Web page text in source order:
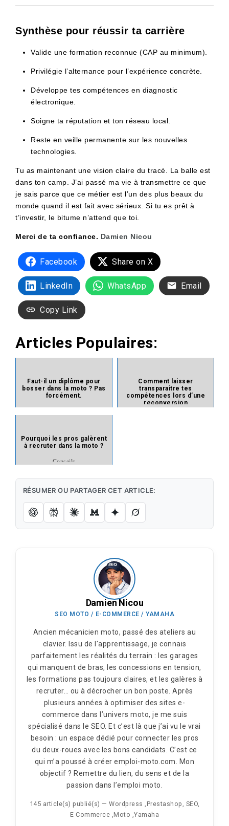
Synthèse pour réussir ta carrière
Valide une formation reconnue (CAP au minimum).
Privilégie l’alternance pour l’expérience concrète.
Développe tes compétences en diagnostic
électronique.
Soigne ta réputation et ton réseau local.
Reste en veille permanente sur les nouvelles
technologies.
Tu as maintenant une vision claire du tracé. La balle est
dans ton camp. J’ai passé ma vie à transmettre ce que
je sais parce que ce métier est l’un des plus beaux du
monde quand il est fait avec sérieux. Si tu es prêt à
t’investir, le bitume n’attend que toi.
Merci de ta confiance. Damien Nicou
Facebook Share on X
LinkedIn WhatsApp Email
Copy Link
Articles Populaires:
Faut-il un diplôme pour
bosser dans la moto ? Pas
forcément.
Comment laisser
transparaitre tes
compétences lors d’une
reconversion
Pourquoi les pros galèrent
à recruter dans la moto ?
Conseils
RÉSUMER OU PARTAGER CET ARTICLE:
Damien Nicou
SEO MOTO / E-COMMERCE / YAMAHA
Ancien mécanicien moto, passé des ateliers au
clavier. Issu de l'apprentissage, je connais
parfaitement les réalités du terrain : les garages
qui manquent de bras, les concessions en tension,
les formations pas toujours claires, et les galères à
recruter… ou à décrocher un bon poste. Après
plusieurs années à optimiser des sites e-
commerce dans l’univers moto, je me suis
spécialisé dans le SEO. Et c’est là que j’ai vu le vrai
besoin : un espace dédié pour connecter les pros
du deux-roues avec les bons candidats. C’est ce
qui m’a poussé à créer emploi-moto.com. Mon
objectif ? Remettre du lien, du sens et de la
passion dans l’emploi moto.
145 article(s) publié(s) — Wordpress ,Prestashop, SEO,
E-Commerce ,Moto ,Yamaha